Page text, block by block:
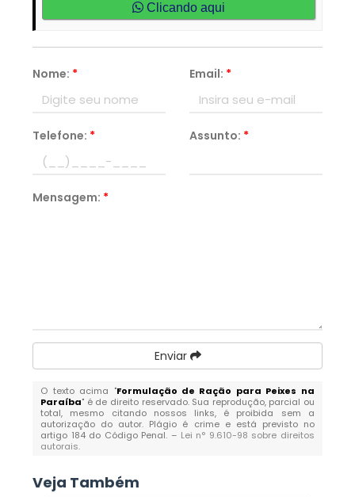
Clicando aqui
Nome: * Email: *
Telefone: * Assunto: *
Mensagem: *
Enviar
O texto acima "Formulação de Ração para Peixes na
Paraíba" é de direito reservado. Sua reprodução, parcial ou
total, mesmo citando nossos links, é proibida sem a
autorização do autor. Plágio é crime e está previsto no
artigo 184 do Código Penal. – Lei n° 9.610-98 sobre direitos
autorais.
Veja Também